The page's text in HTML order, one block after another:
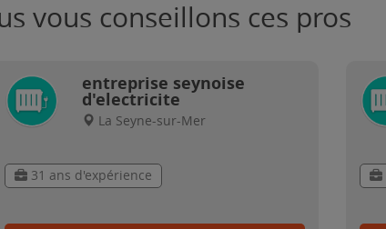
vous conseillons ces pros
entreprise seynoise
d'electricite
La Seyne-sur-Mer
31 ans d'expérience